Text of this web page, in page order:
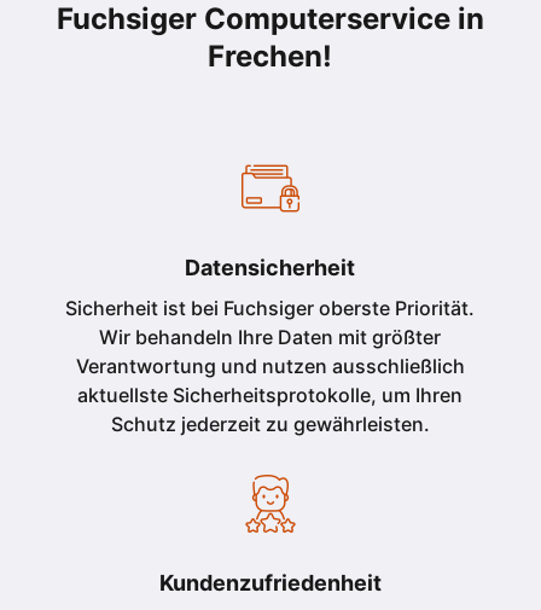
Fuchsiger Computerservice in
Frechen!
Datensicherheit
Sicherheit ist bei Fuchsiger oberste Priorität.
Wir behandeln Ihre Daten mit größter
Verantwortung und nutzen ausschließlich
aktuellste Sicherheitsprotokolle, um Ihren
Schutz jederzeit zu gewährleisten.
Kundenzufriedenheit